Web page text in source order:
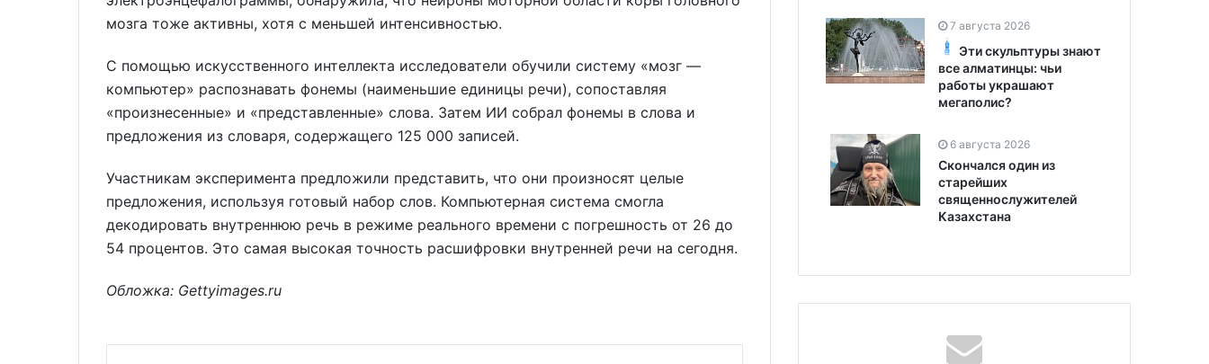
мозга тоже активны, хотя с меньшей интенсивностью.
С помощью искусственного интеллекта исследователи обучили систему «мозг —
компьютер» распознавать фонемы (наименьшие единицы речи), сопоставляя
«произнесенные» и «представленные» слова. Затем ИИ собрал фонемы в слова и
предложения из словаря, содержащего 125 000 записей.
Участникам эксперимента предложили представить, что они произносят целые
предложения, используя готовый набор слов. Компьютерная система смогла
декодировать внутреннюю речь в режиме реального времени с погрешность от 26 до
54 процентов. Это самая высокая точность расшифровки внутренней речи на сегодня.
Обложка: Gettyimages.ru
7 августа 2026
Эти скульптуры знают
все алматинцы: чьи
работы украшают
мегаполис?
6 августа 2026
Скончался один из
старейших
священнослужителей
Казахстана